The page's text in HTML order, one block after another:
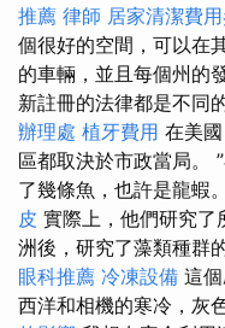
推薦 律師 居家清潔費
個很好的空間，可以在
的車輛，並且每個州的
新註冊的法律都是不同
辦理處 植牙費用 在美
區都取決於市政當局。
了幾條魚，也許是龍蝦。
皮 實際上，他們研究了
洲後，研究了藻類種群
眼科推薦 冷凍設備 這
西洋和相機的寒冷，灰